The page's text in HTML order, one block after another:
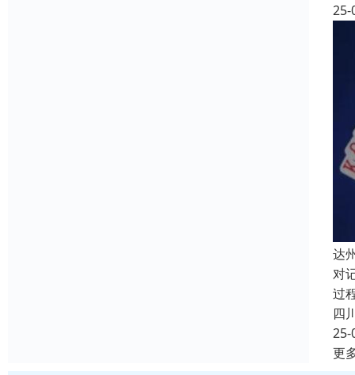
25-
达
对
过
四
25-
更